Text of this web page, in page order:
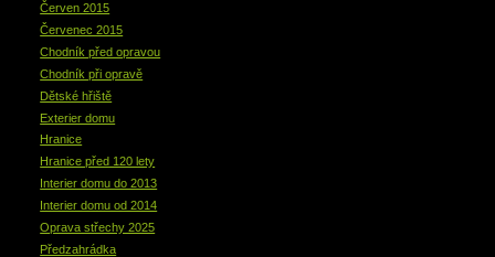
Červen 2015
Červenec 2015
Chodník před opravou
Chodník při opravě
Dětské hřiště
Exterier domu
Hranice
Hranice před 120 lety
Interier domu do 2013
Interier domu od 2014
Oprava střechy 2025
Předzahrádka